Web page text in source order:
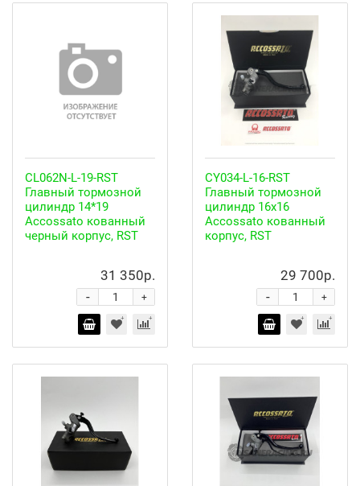
CL062N-L-19-RST
Главный тормозной
цилиндр 14*19
Accossato кованный
черный корпус, RST
31 350р.
+
-
CY034-L-16-RST
Главный тормозной
цилиндр 16x16
Accossato кованный
корпус, RST
29 700р.
+
-